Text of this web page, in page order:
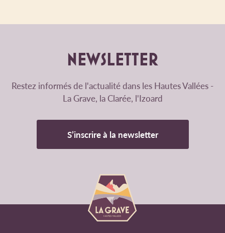
NEWSLETTER
Restez informés de l'actualité dans les Hautes Vallées -
La Grave, la Clarée, l'Izoard
S’inscrire à la newsletter